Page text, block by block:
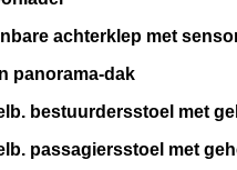
achterklep met
panorama-dak
bestuurdersstoel met
passagiersstoel met